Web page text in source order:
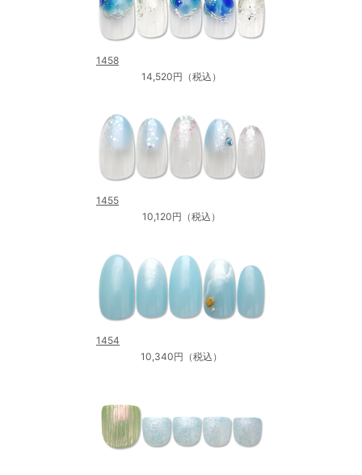
1458
14,520円（税込）
1455
10,120円（税込）
1454
10,340円（税込）